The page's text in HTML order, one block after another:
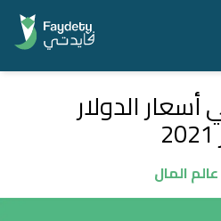
الدولار
عالم المال